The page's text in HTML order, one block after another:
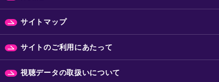
サイトマップ
サイトのご利用にあたって
視聴データの取扱いについて